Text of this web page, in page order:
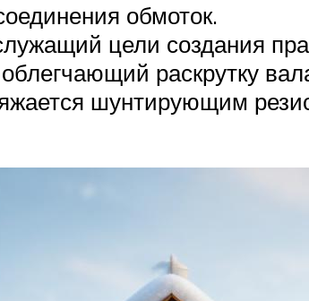
обмоток.
цели создания
раскрутку
шунтирующим